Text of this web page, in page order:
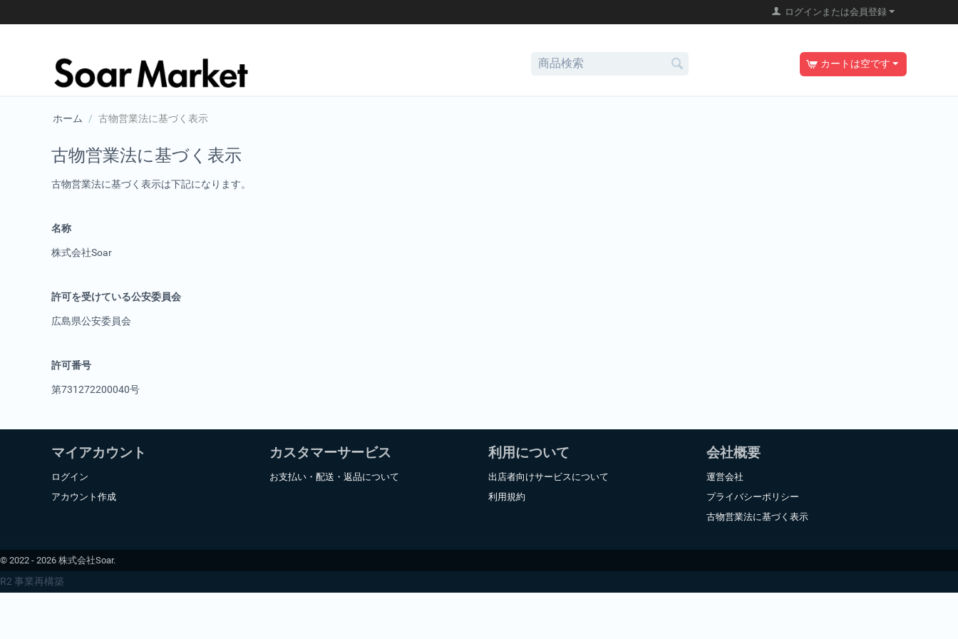
ログインまたは会員登録
カートは空です
ホーム / 古物営業法に基づく表示
古物営業法に基づく表示
古物営業法に基づく表示は下記になります。
名称
株式会社Soar
許可を受けている公安委員会
広島県公安委員会
許可番号
第731272200040号
マイアカウント
ログイン
アカウント作成
カスタマーサービス
お支払い・配送・返品について
利用について
出店者向けサービスについて
利用規約
会社概要
運営会社
プライバシーポリシー
古物営業法に基づく表示
© 2022 - 2026 株式会社Soar.
R2 事業再構築